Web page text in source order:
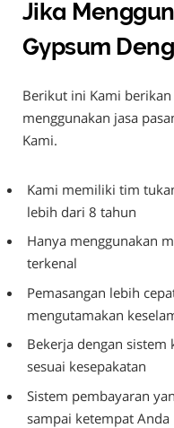
Jika
Gypsum
Berikut ini Kami
menggunakan jasa
Kami.
Kami memiliki tim
lebih dari 8 tahun
Hanya menggunakan
terkenal
Pemasangan lebih
mengutamakan
Bekerja dengan
sesuai kesepakatan
Sistem pembayaran
sampai ketempat Anda